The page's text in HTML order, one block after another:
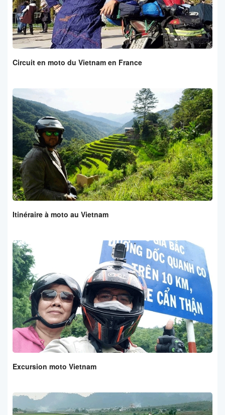
Circuit en moto du Vietnam en France
Itinéraire à moto au Vietnam
Excursion moto Vietnam